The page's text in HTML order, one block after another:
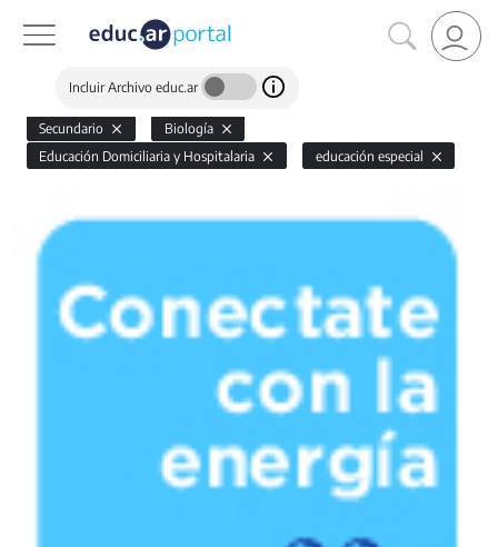
Incluir Archivo educ.ar
Secundario
Biología
Educación Domiciliaria y Hospitalaria
educación especial